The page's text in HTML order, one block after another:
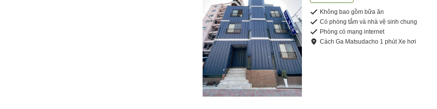
Không bao gồm bữa ăn
Có phòng tắm và nhà vệ sinh chung
Phòng có mạng internet
CáchGa Matsudacho 1 phútXe hơi